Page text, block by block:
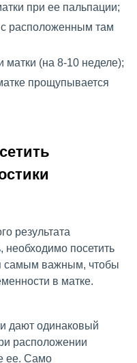
при ее пальпации;
расположенным там
матки (на 8-10 неделе);
прощупывается
результата
необходимо посетить
самым важным, чтобы
в матке.
дают одинаковый
расположении
ее. Само